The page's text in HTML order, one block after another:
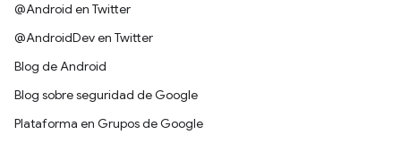
@Android en Twitter
@AndroidDev en Twitter
Blog de Android
Blog sobre seguridad de Google
Plataforma en Grupos de Google